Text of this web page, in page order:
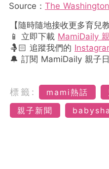
Source： The
【隨時隨地接收更多育兒
📱 立即下載 MamiDaily
🤱🏻 追蹤我們的
🔔 訂閱 MamiDaily 親子
標籤: mami熱話
親子新聞